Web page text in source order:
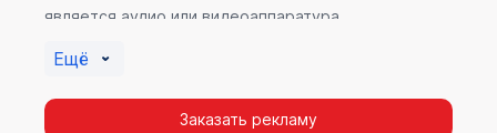
является аудио или видеоаппаратура,
эффективность приносит такой вид рекламы в
местах продаж, поскольку воздействие на
покупателя в момент выбора товара наиболее
Ещё
Заказать рекламу